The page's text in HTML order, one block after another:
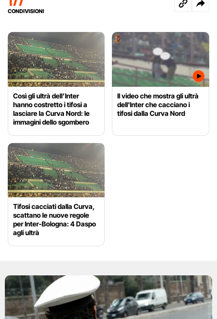
CONDIVISIONI
Così gli ultrà dell’Inter
hanno costretto i tifosi a
lasciare la Curva Nord: le
immagini dello sgombero
Il video che mostra gli ultrà
dell'Inter che cacciano i
tifosi dalla Curva Nord
Tifosi cacciati dalla Curva,
scattano le nuove regole
per Inter-Bologna: 4 Daspo
agli ultrà